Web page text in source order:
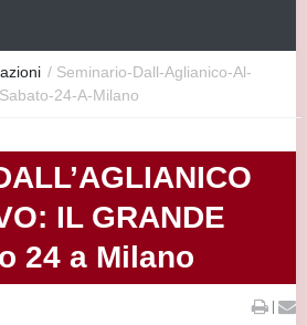
/ Seminario-Dall-Aglianico-Al-
24-A-Milano
IL GRANDE
24 a Milano
|